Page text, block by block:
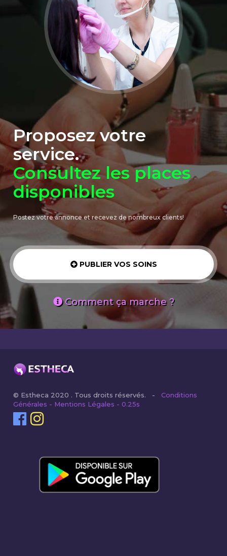
Proposez votre
service.
Consultez les places
disponibles
Postez votre annonce et recevez de nombreux clients!
PUBLIER VOS SOINS
Comment ça marche ?
© Estheca 2020 . Tous droits réservés. -Conditions
Générales - Mentions Légales - 0.25s